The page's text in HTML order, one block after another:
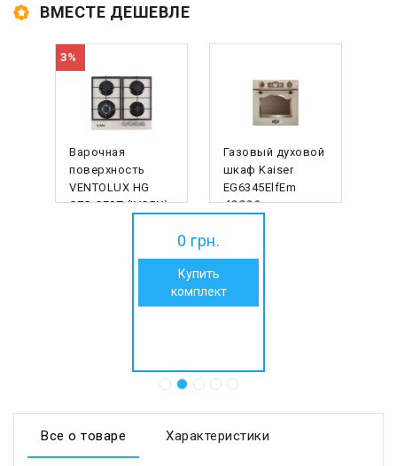
ВМЕСТЕ ДЕШЕВЛЕ
3%
Варочная
поверхность
VENTOLUX HG
C7G CEST (IVORY)
Газовый духовой
шкаф Kaiser
EG6345ElfEm
49899грн.
0 грн.
Купить
комплект
Все о товаре Характеристики